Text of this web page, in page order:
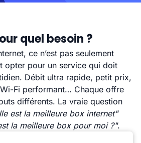
quel besoin ?
ce n’est pas seulement
opter pour un service qui doit
Débit ultra rapide, petit prix,
Fi performant… Chaque offre
différents. La vraie question
est la meilleure box internet"
la meilleure box pour moi ?".